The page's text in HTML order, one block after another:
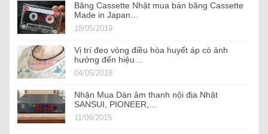
Băng Cassette Nhật mua bán băng Cassette
Made in Japan…
18/05/2019
Vị trí đeo vòng điều hòa huyết áp có ảnh
hưởng đến hiệu…
04/05/2018
Nhận Mua Dàn âm thanh nội địa Nhật
SANSUI, PIONEER,…
11/09/2015